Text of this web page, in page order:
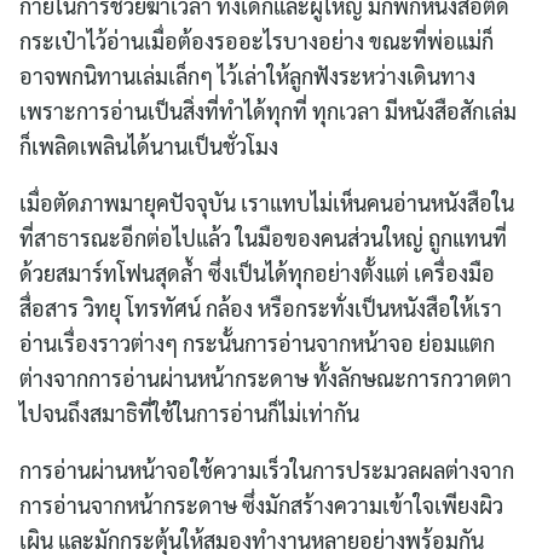
กระเป๋าไว้อ่านเมื่อต้องรออะไรบางอย่าง ขณะที่พ่อแม่ก็
อาจพกนิทานเล่มเล็กๆ ไว้เล่าให้ลูกฟังระหว่างเดินทาง
เพราะการอ่านเป็นสิ่งที่ทำได้ทุกที่ ทุกเวลา มีหนังสือสักเล่ม
ก็เพลิดเพลินได้นานเป็นชั่วโมง
เมื่อตัดภาพมายุคปัจจุบัน เราแทบไม่เห็นคนอ่านหนังสือใน
ที่สาธารณะอีกต่อไปแล้ว ในมือของคนส่วนใหญ่ ถูกแทนที่
ด้วยสมาร์ทโฟนสุดล้ำ ซึ่งเป็นได้ทุกอย่างตั้งแต่ เครื่องมือ
สื่อสาร วิทยุ โทรทัศน์ กล้อง หรือกระทั่งเป็นหนังสือให้เรา
อ่านเรื่องราวต่างๆ กระนั้นการอ่านจากหน้าจอ ย่อมแตก
ต่างจากการอ่านผ่านหน้ากระดาษ ทั้งลักษณะการกวาดตา
ไปจนถึงสมาธิที่ใช้ในการอ่านก็ไม่เท่ากัน
การอ่านผ่านหน้าจอใช้ความเร็วในการประมวลผลต่างจาก
การอ่านจากหน้ากระดาษ ซึ่งมักสร้างความเข้าใจเพียงผิว
เผิน และมักกระตุ้นให้สมองทำงานหลายอย่างพร้อมกัน